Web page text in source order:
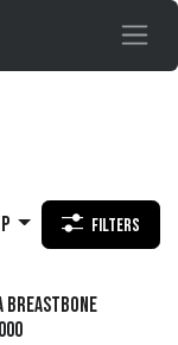
Filters
Breastbone